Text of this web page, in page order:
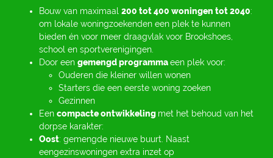
Bouw van maximaal 200 tot 400 woningen tot 2040:
om lokale woningzoekenden een plek te kunnen
bieden én voor meer draagvlak voor Brookshoes,
school en sportverenigingen.
Door een gemengd programmaeen plek voor:
Ouderen die kleiner willen wonen
Starters die een eerste woning zoeken
Gezinnen
Een compacte ontwikkeling met het behoud van het
dorpse karakter:
Oost: gemengde nieuwe buurt. Naast
eengezinswoningen extra inzet op